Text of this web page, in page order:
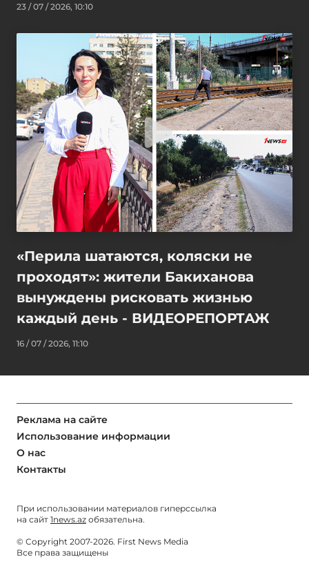
23 / 07 / 2026, 10:10
«Перила шатаются, коляски не
проходят»: жители Бакиханова
вынуждены рисковать жизнью
каждый день - ВИДЕОРЕПОРТАЖ
16 / 07 / 2026, 11:10
Реклама на сайте
Использование информации
О нас
Контакты
При использовании материалов гиперссылка
на сайт 1news.az обязательна.
© Copyright 2007-2026. First News Media
Все права защищены